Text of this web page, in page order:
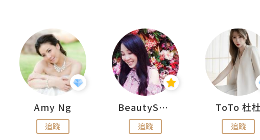
Amy Ng
追蹤
BeautySearch
追蹤
ToTo 杜
追蹤